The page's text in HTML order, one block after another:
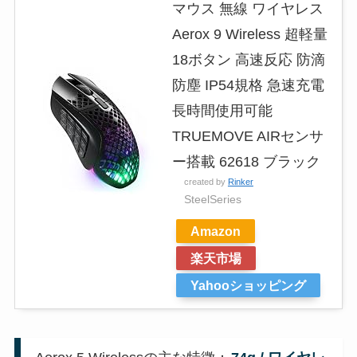
マウス 無線 ワイヤレス
Aerox 9 Wireless 超軽量
18ボタン 高速反応 防滴
防塵 IP54規格 急速充電
長時間使用可能
TRUEMOVE AIRセンサ
ー搭載 62618 ブラック
created by Rinker
SteelSeries
Amazon
楽天市場
Yahooショッピング